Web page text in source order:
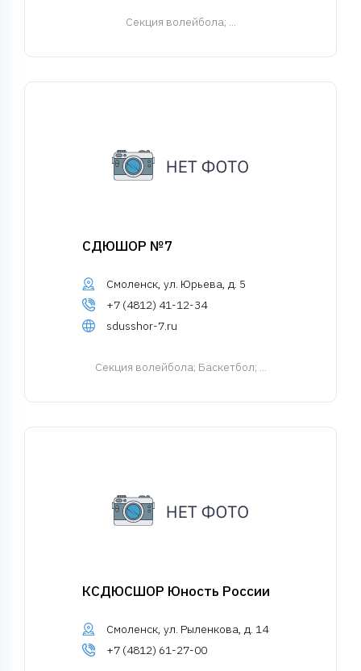
Cекция волейбола; ...
СДЮШОР №7
Смоленск, ул. Юрьева, д. 5
+7 (4812) 41-12-34
sdusshor-7.ru
Cекция волейбола; Баскетбол; ...
КСДЮСШОР Юность России
Смоленск, ул. Рыленкова, д. 14
+7 (4812) 61-27-00